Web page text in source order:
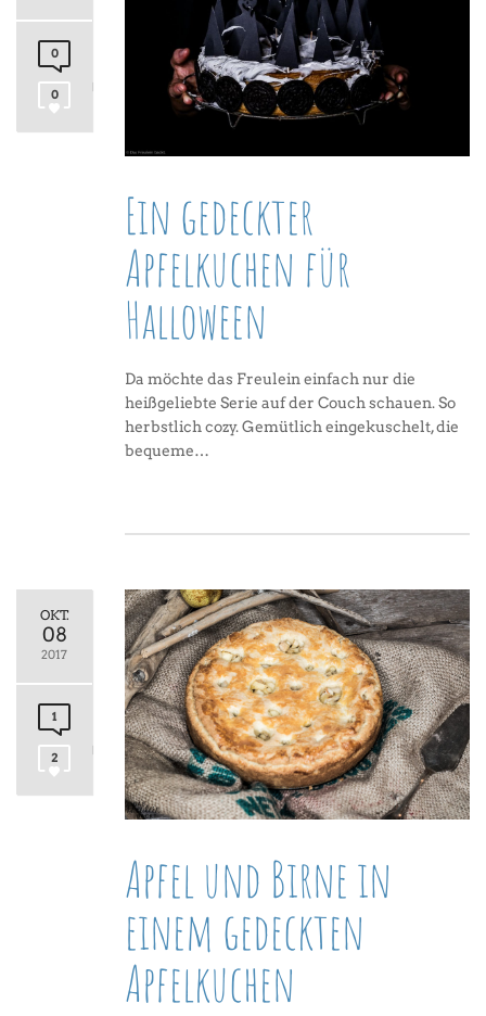
0
0
Ein gedeckter
Apfelkuchen für
Halloween
Da möchte das Freulein einfach nur die
heißgeliebte Serie auf der Couch schauen. So
herbstlich cozy. Gemütlich eingekuschelt, die
bequeme…
OKT.
08
2017
1
2
Apfel und Birne in
einem gedeckten
Apfelkuchen